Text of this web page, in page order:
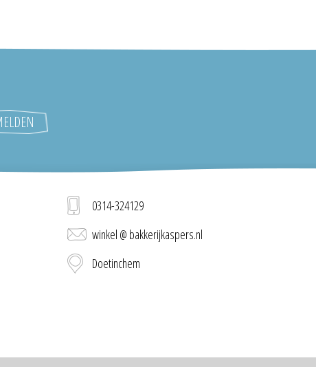
0314-324129
winkel @ bakkerijkaspers.nl
Doetinchem